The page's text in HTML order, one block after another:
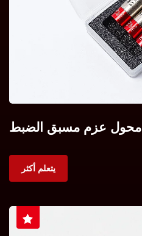
محول عزم مسبق الضبط
يتعلم أكثر